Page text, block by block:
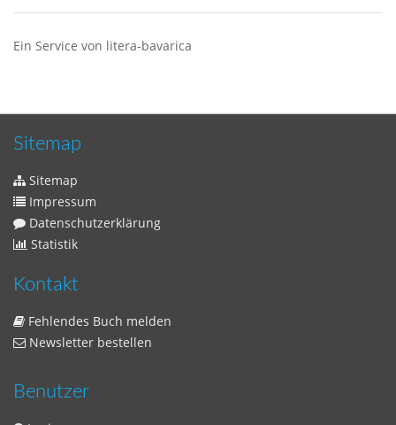
Ein Service von litera-bavarica
Sitemap
Sitemap
Impressum
Datenschutzerklärung
Statistik
Kontakt
Fehlendes Buch melden
Newsletter bestellen
Benutzer